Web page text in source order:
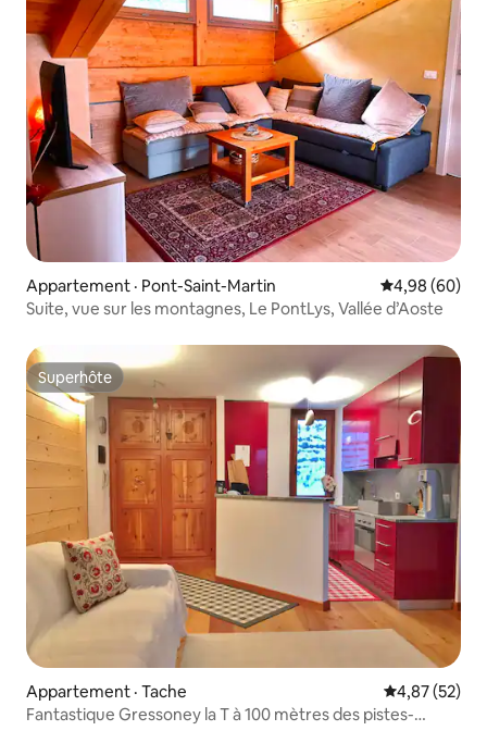
Appartement · Pont-Saint-Martin Note
4,98 (60)
Suite, vue sur les montagnes, Le PontLys, Vallée d’Aoste
Superhôte
Superhôte
Appartement · Tache Note
4,87 (52)
Fantastique Gressoney la T à 100 mètres des pistes-